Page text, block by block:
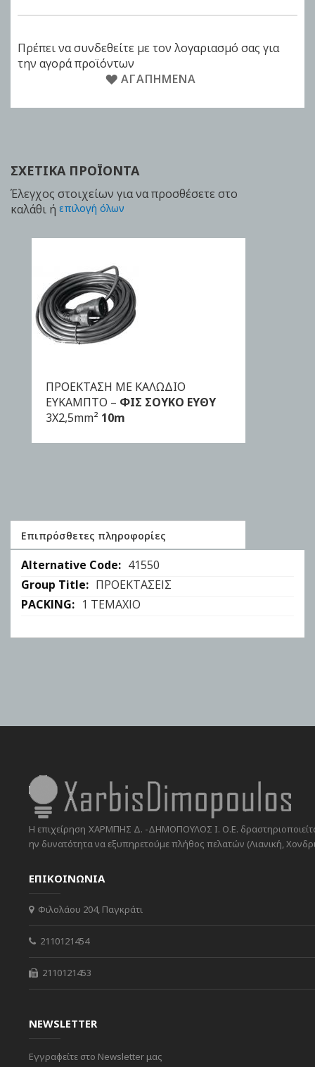
Πρέπει να συνδεθείτε με τον λογαριασμό σας για
την αγορά προϊόντων
ΑΓΑΠΗΜΈΝΑ
ΣΧΕΤΙΚΆ ΠΡΟΪΌΝΤΑ
Έλεγχος στοιχείων για να προσθέσετε στο
καλάθι ή επιλογή όλων
ΠΡΟΕΚΤΑΣΗ ΜΕ ΚΑΛΩΔΙΟ
ΕΥΚΑΜΠΤΟ – ΦΙΣ ΣΟΥΚΟ EYΘΥ
3Χ2,5mm² 10m
ΑΓΟΡΑ
Επιπρόσθετες πληροφορίες
Επιπρόσθετες
πληροφορίες
41550
ΠΡΟΕΚΤΑΣΕΙΣ
1 ΤΕΜΑΧΙΟ
Η επιχείρηση ΧΑΡΜΠΗΣ Δ. -ΔΗΜΟΠΟΥΛΟΣ Ι. Ο.Ε.
ην δυνατότητα να εξυπηρετούμε πλήθος πελατών (Λιανική,
ΕΠΙΚΟΙΝΩΝΙΑ
Φιλολάου 204, Παγκράτι
2110121454
2110121453
NEWSLETTER
Εγγραφείτε στο Newsletter μας